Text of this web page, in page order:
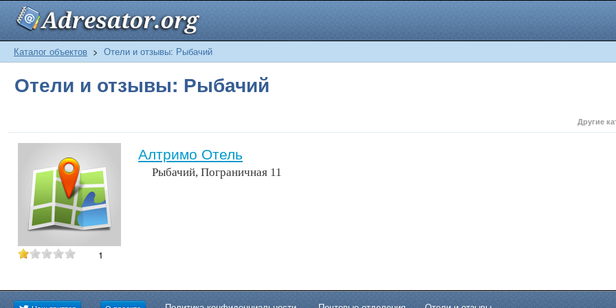
Каталог объектов > Отели и отзывы: Рыбачий
Отели и отзывы: Рыбачий
Другие
1
Алтримо Отель
Рыбачий, Пограничная 11